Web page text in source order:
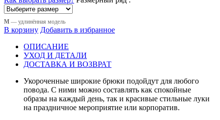
М — удлинённая модель
В корзину Добавить в избранное
ОПИСАНИЕ
УХОД И ДЕТАЛИ
ДОСТАВКА И ВОЗВРАТ
Укороченные широкие брюки подойдут для любого
повода. С ними можно составлять как спокойные
образы на каждый день, так и красивые стильные луки
на праздничное мероприятие или корпоратив.